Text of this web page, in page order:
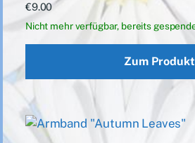
€9.00
Zum Produkt